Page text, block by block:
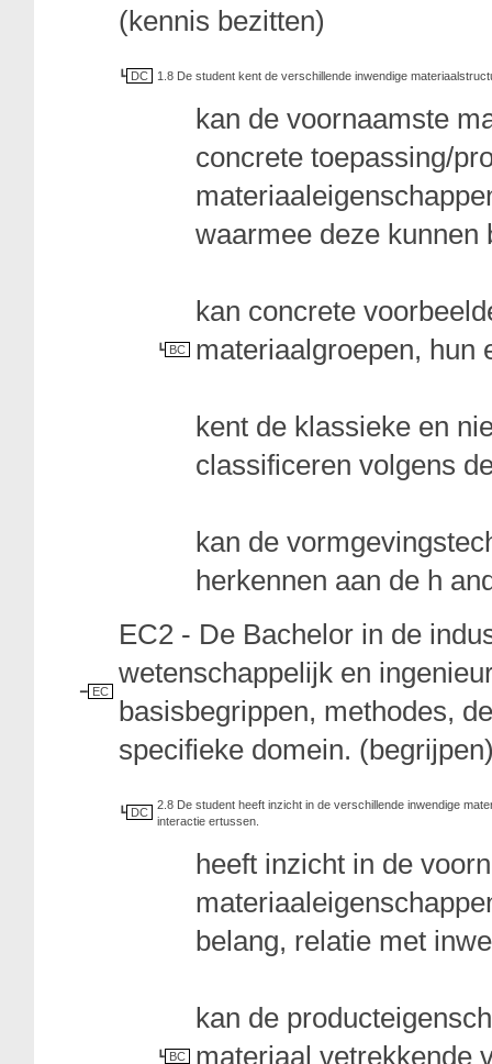
(kennis bezitten)
DC 1.8 De student kent de verschillende inwendige
BC
kan de voornaamste
concrete toepassing/
waarmee deze kunnen
kan concrete
materiaalgroepen, hun
kent de klassieke en
classificeren volgens
kan de
herkennen aan de h
EC
EC2 - De Bachelor in de
wetenschappelijk en
basisbegrippen, methodes,
specifieke domein.
DC
2.8 De student heeft inzicht in de verschillende inwendige
interactie ertussen.
BC
heeft inzicht in de
belang, relatie met
kan de
materiaal vetrekkende